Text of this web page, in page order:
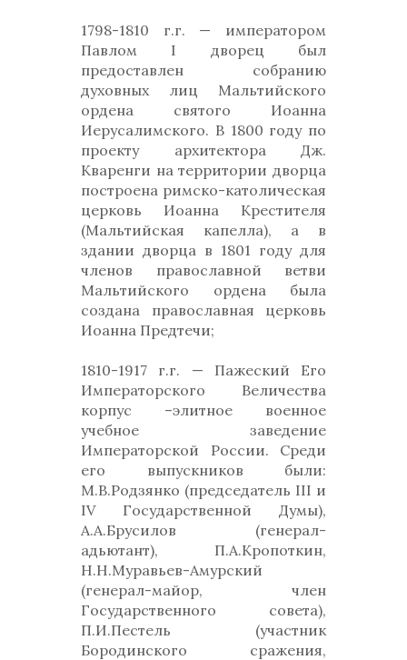
1798-1810 г.г. — императором
Павлом I дворец был
предоставлен собранию
духовных лиц Мальтийского
ордена святого Иоанна
Иерусалимского. В 1800 году по
проекту архитектора Дж.
Кваренги на территории дворца
построена римско-католическая
церковь Иоанна Крестителя
(Мальтийская капелла), а в
здании дворца в 1801 году для
членов православной ветви
Мальтийского ордена была
создана православная церковь
Иоанна Предтечи;
1810-1917 г.г. — Пажеский Его
Императорского Величества
корпус –элитное военное
учебное заведение
Императорской России. Среди
его выпускников были:
М.В.Родзянко (председатель III и
IV Государственной Думы),
А.А.Брусилов (генерал-
адьютант), П.А.Кропоткин,
Н.Н.Муравьев-Амурский
(генерал-майор, член
Государственного совета),
П.И.Пестель (участник
Бородинского сражения,